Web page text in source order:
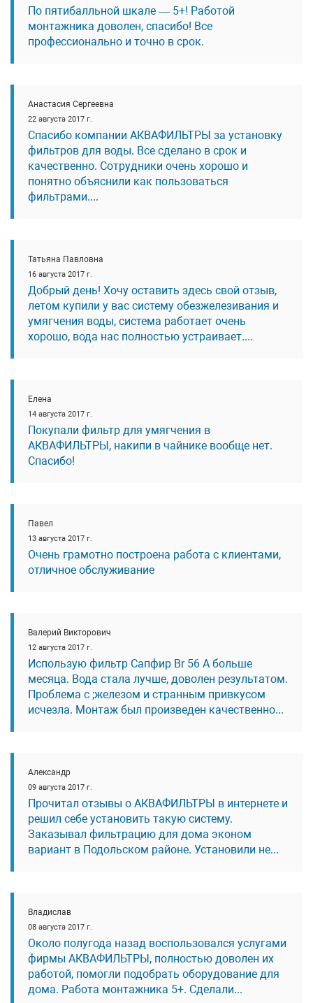
По пятибалльной шкале — 5+! Работой
монтажника доволен, спасибо! Все
профессионально и точно в срок.
Анастасия Сергеевна
22 августа 2017 г.
Спасибо компании АКВАФИЛЬТРЫ за установку
фильтров для воды. Все сделано в срок и
качественно. Сотрудники очень хорошо и
понятно объяснили как пользоваться
фильтрами....
Татьяна Павловна
16 августа 2017 г.
Добрый день! Хочу оставить здесь свой отзыв,
летом купили у вас систему обезжелезивания и
умягчения воды, система работает очень
хорошо, вода нас полностью устраивает....
Елена
14 августа 2017 г.
Покупали фильтр для умягчения в
АКВАФИЛЬТРЫ, накипи в чайнике вообще нет.
Спасибо!
Павел
13 августа 2017 г.
Очень грамотно построена работа с клиентами,
отличное обслуживание
Валерий Викторович
12 августа 2017 г.
Использую фильтр Сапфир Br 56 A больше
месяца. Вода стала лучше, доволен результатом.
Проблема с ;железом и странным привкусом
исчезла. Монтаж был произведен качественно...
Александр
09 августа 2017 г.
Прочитал отзывы о АКВАФИЛЬТРЫ в интернете и
решил себе установить такую систему.
Заказывал фильтрацию для дома эконом
вариант в Подольском районе. Установили не...
Владислав
08 августа 2017 г.
Около полугода назад воспользовался услугами
фирмы АКВАФИЛЬТРЫ, полностью доволен их
работой, помогли подобрать оборудование для
дома. Работа монтажника 5+. Сделали...